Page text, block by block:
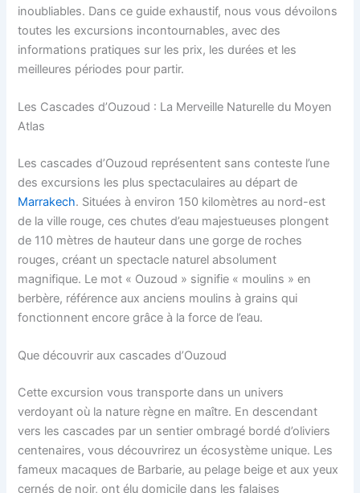
inoubliables. Dans ce guide exhaustif, nous vous dévoilons
toutes les excursions incontournables, avec des
informations pratiques sur les prix, les durées et les
meilleures périodes pour partir.
Les Cascades d’Ouzoud : La Merveille Naturelle du Moyen
Atlas
Les cascades d’Ouzoud représentent sans conteste l’une
des excursions les plus spectaculaires au départ de
Marrakech. Situées à environ 150 kilomètres au nord-est
de la ville rouge, ces chutes d’eau majestueuses plongent
de 110 mètres de hauteur dans une gorge de roches
rouges, créant un spectacle naturel absolument
magnifique. Le mot « Ouzoud » signifie « moulins » en
berbère, référence aux anciens moulins à grains qui
fonctionnent encore grâce à la force de l’eau.
Que découvrir aux cascades d’Ouzoud
Cette excursion vous transporte dans un univers
verdoyant où la nature règne en maître. En descendant
vers les cascades par un sentier ombragé bordé d’oliviers
centenaires, vous découvrirez un écosystème unique. Les
fameux macaques de Barbarie, au pelage beige et aux yeux
cernés de noir, ont élu domicile dans les falaises